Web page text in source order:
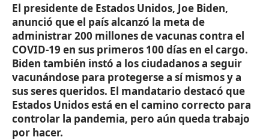
El presidente de Estados Unidos, Joe Biden,
anunció que el país alcanzó la meta de
administrar 200 millones de vacunas contra el
COVID-19 en sus primeros 100 días en el cargo.
Biden también instó a los ciudadanos a seguir
vacunándose para protegerse a sí mismos y a
sus seres queridos. El mandatario destacó que
Estados Unidos está en el camino correcto para
controlar la pandemia, pero aún queda trabajo
por hacer.